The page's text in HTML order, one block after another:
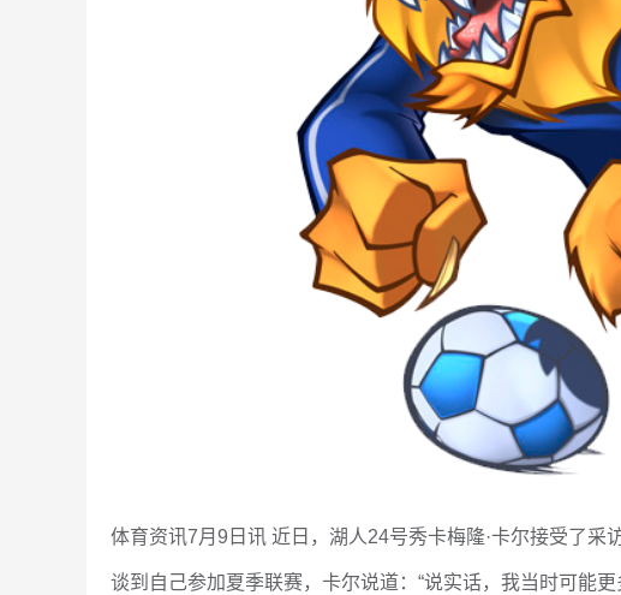
体育资讯7月9日讯 近日，湖人24号秀卡梅隆·卡尔接受了采访
谈到自己参加夏季联赛，卡尔说道：“说实话，我当时可能